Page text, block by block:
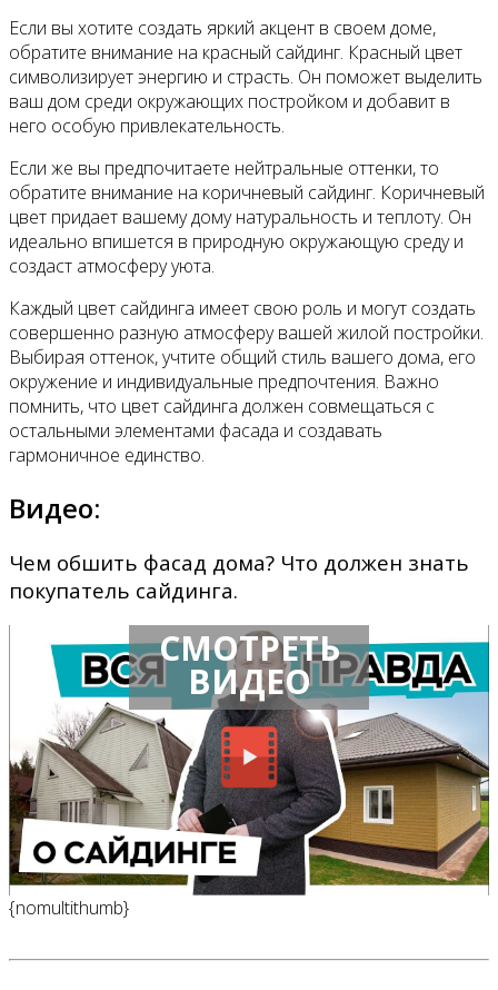
Если вы хотите создать яркий акцент в своем доме,
обратите внимание на красный сайдинг. Красный цвет
символизирует энергию и страсть. Он поможет выделить
ваш дом среди окружающих постройком и добавит в
него особую привлекательность.
Если же вы предпочитаете нейтральные оттенки, то
обратите внимание на коричневый сайдинг. Коричневый
цвет придает вашему дому натуральность и теплоту. Он
идеально впишется в природную окружающую среду и
создаст атмосферу уюта.
Каждый цвет сайдинга имеет свою роль и могут создать
совершенно разную атмосферу вашей жилой постройки.
Выбирая оттенок, учтите общий стиль вашего дома, его
окружение и индивидуальные предпочтения. Важно
помнить, что цвет сайдинга должен совмещаться с
остальными элементами фасада и создавать
гармоничное единство.
Видео:
Чем обшить фасад дома? Что должен знать
покупатель сайдинга.
СМОТРЕТЬ
ВИДЕО
{nomultithumb}